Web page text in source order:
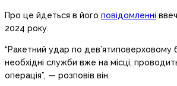
Про це йдеться в його повідомленні
2024 року.
“Ракетний удар по дев’ятиповерховому
необхідні служби вже на місці,
операція”, — розповів він.